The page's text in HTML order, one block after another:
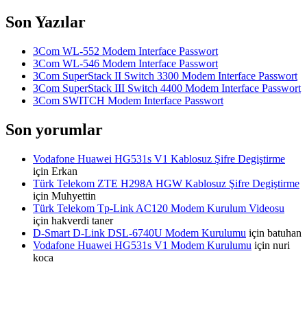
Son Yazılar
3Com WL-552 Modem Interface Passwort
3Com WL-546 Modem Interface Passwort
3Com SuperStack II Switch 3300 Modem Interface Passwort
3Com SuperStack III Switch 4400 Modem Interface Passwort
3Com SWITCH Modem Interface Passwort
Son yorumlar
Vodafone Huawei HG531s V1 Kablosuz Şifre Degiştirme
için Erkan
Türk Telekom ZTE H298A HGW Kablosuz Şifre Degiştirme
için Muhyettin
Türk Telekom Tp-Link AC120 Modem Kurulum Videosu
için hakverdi taner
D-Smart D-Link DSL-6740U Modem Kurulumu için batuhan
Vodafone Huawei HG531s V1 Modem Kurulumu için nuri
koca